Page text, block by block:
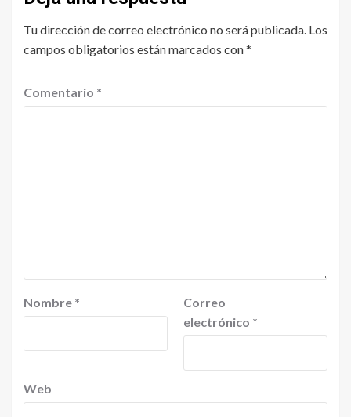
Tu dirección de correo electrónico no será publicada. Los
campos obligatorios están marcados con*
Comentario *
Nombre *
Correo
electrónico *
Web